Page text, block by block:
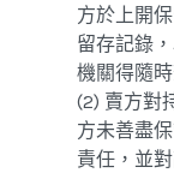
方於上開
留存記錄
機關得隨時
(2) 賣方對
方未善盡
責任，並